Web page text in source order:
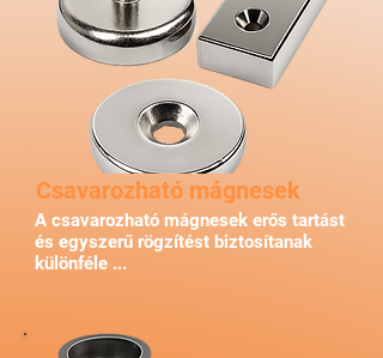
A csavarozható mágnesek erős tartást
és egyszerű rögzítést biztosítanak
különféle ...
Csavarozható mágnesek